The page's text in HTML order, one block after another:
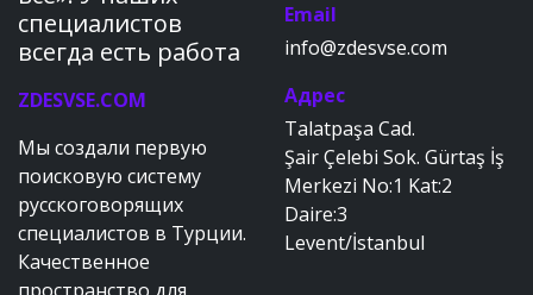
специалистов
всегда есть работа
ZDESVSE.COM
Мы создали первую
поисковую систему
русскоговорящих
специалистов в Турции.
Качественное
Email
info@zdesvse.com
Адрес
Talatpaşa Cad.
Şair Çelebi Sok. Gürtaş İş
Merkezi No:1 Kat:2
Daire:3
Levent/İstanbul